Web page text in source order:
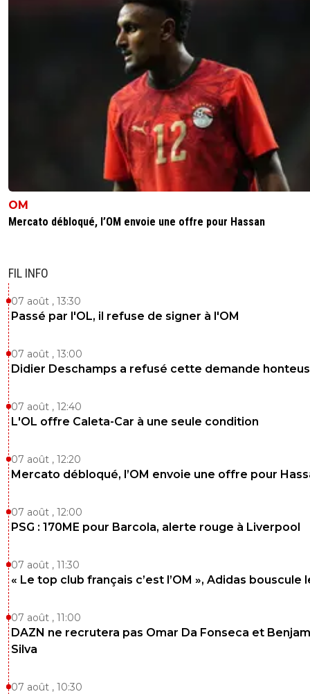
OM
Mercato débloqué, l’OM envoie une offre pour Hassan
FIL INFO
07 août , 13:30
Passé par l'OL, il refuse de signer à l'OM
07 août , 13:00
Didier Deschamps a refusé cette demande
07 août , 12:40
L'OL offre Caleta-Car à une seule condition
07 août , 12:20
Mercato débloqué, l’OM envoie une offre pour
07 août , 12:00
PSG : 170ME pour Barcola, alerte rouge à Liverpool
07 août , 11:30
« Le top club français c’est l’OM », Adidas bouscule
07 août , 11:00
DAZN ne recrutera pas Omar Da Fonseca et
Silva
07 août , 10:30